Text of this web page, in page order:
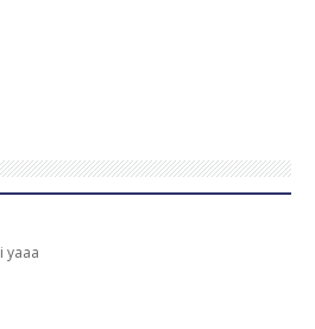
yaaa